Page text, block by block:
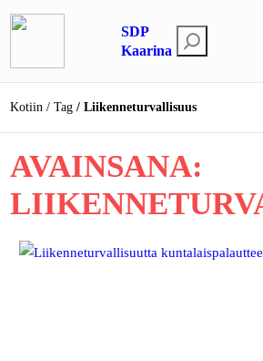
Siirry
sisältöön
SDP
Kaarina
t
s
i
Kotiin Tag Liikenneturvallisuus
AVAINSANA: